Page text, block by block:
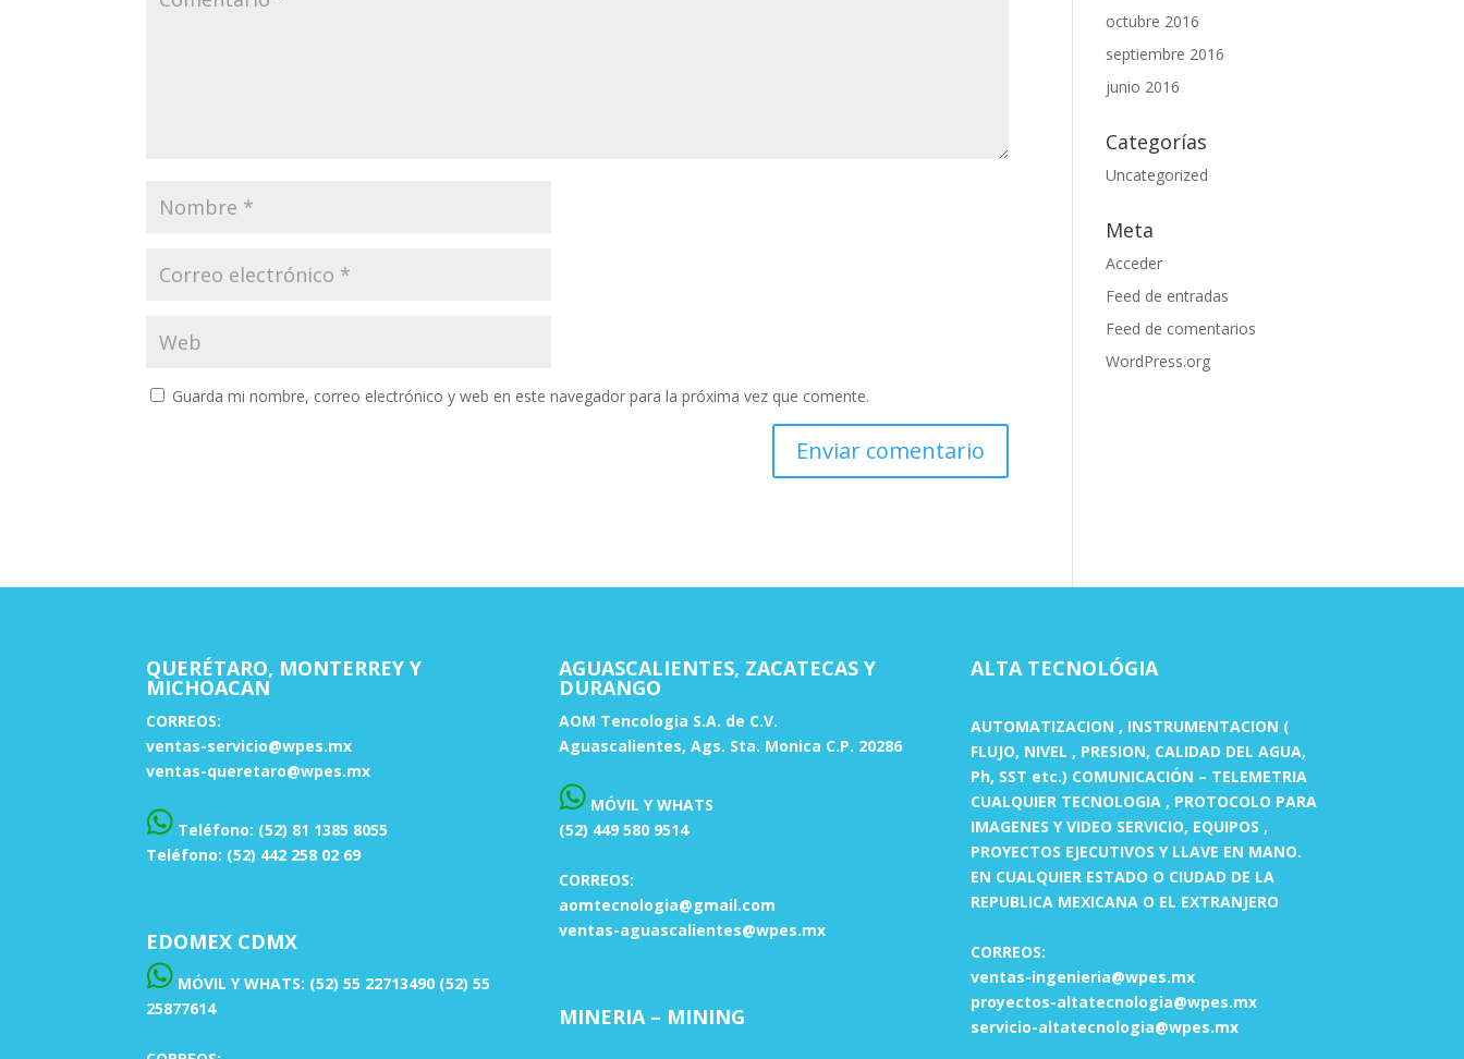
Guarda mi nombre, correo electrónico y web en este navegador para la próxima vez que comente.
octubre 2016
septiembre 2016
junio 2016
Categorías
Uncategorized
Meta
Acceder
Feed de entradas
Feed de comentarios
WordPress.org
QUERÉTARO, MONTERREY Y
MICHOACAN
CORREOS:
ventas-servicio@wpes.mx
ventas-queretaro@wpes.mx
Teléfono: (52) 81 1385 8055
Teléfono: (52) 442 258 02 69
EDOMEX CDMX
MÓVIL Y WHATS: (52) 55 22713490 (52) 55
25877614
AGUASCALIENTES, ZACATECAS Y
DURANGO
AOM Tencologia S.A. de C.V.
Aguascalientes, Ags. Sta. Monica C.P. 20286
MÓVIL Y WHATS
(52) 449 580 9514
CORREOS:
aomtecnologia@gmail.com
ventas-aguascalientes@wpes.mx
MINERIA – MINING
ALTA TECNOLÓGIA
AUTOMATIZACION , INSTRUMENTACION (
FLUJO, NIVEL , PRESION, CALIDAD DEL AGUA,
Ph, SST etc.) COMUNICACIÓN – TELEMETRIA
CUALQUIER TECNOLOGIA , PROTOCOLO PARA
IMAGENES Y VIDEO SERVICIO, EQUIPOS ,
PROYECTOS EJECUTIVOS Y LLAVE EN MANO.
EN CUALQUIER ESTADO O CIUDAD DE LA
REPUBLICA MEXICANA O EL EXTRANJERO
CORREOS:
ventas-ingenieria@wpes.mx
proyectos-altatecnologia@wpes.mx
servicio-altatecnologia@wpes.mx